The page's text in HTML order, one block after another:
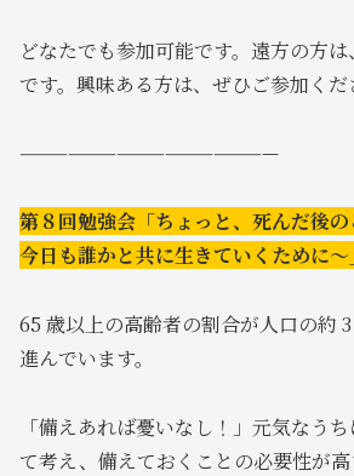
どなたでも参加可能です。遠方の方
です。興味ある方は、ぜひご参加くだ
————————————————
第８回勉強会「ちょっと、死んだ後
今日も誰かと共に生きていくために～
65 歳以上の高齢者の割合が人口の約
進んでいます。
「備えあれば憂いなし！」元気なう
て考え、備えておくことの必要性が高